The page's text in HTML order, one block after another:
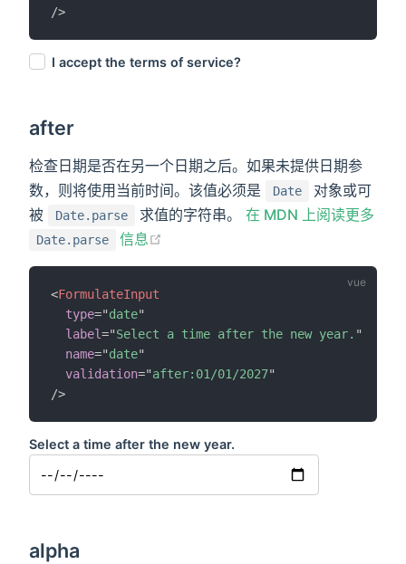
/>
I accept the terms of service?
after
检查日期是否在另一个日期之后。如果未提供日期参
数，则将使用当前时间。该值必须是
Date
对象或可
被
Date.parse 求值的字符串。 在 MDN 上阅读更多
Date.parse 信息
<FormulateInput
type="date"
label="Select a time after the new year. "
name="date"
validation="after:01/01/2027"
/>
Select a time after the new year.
alpha